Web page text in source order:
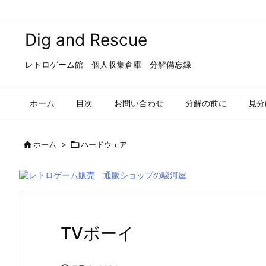
Dig and Rescue
レトロゲーム館 個人収集倉庫 分解備忘録
ホーム 目次 お問い合わせ 分解の前に 見
ホーム > ハードウェア
TVボーイ